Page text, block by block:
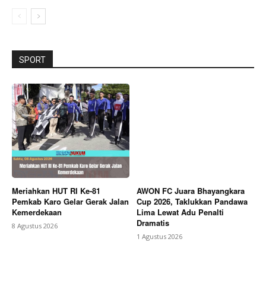
SPORT
Meriahkan HUT RI Ke-81
Pemkab Karo Gelar Gerak Jalan
Kemerdekaan
8 Agustus 2026
AWON FC Juara Bhayangkara
Cup 2026, Taklukkan Pandawa
Lima Lewat Adu Penalti
Dramatis
1 Agustus 2026